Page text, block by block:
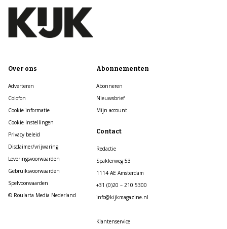
Over ons
Adverteren
Colofon
Cookie informatie
Cookie Instellingen
Privacy beleid
Disclaimer/vrijwaring
Leveringsvoorwaarden
Gebruiksvoorwaarden
Spelvoorwaarden
© Roularta Media Nederland
Abonnementen
Abonneren
Nieuwsbrief
Mijn account
Contact
Redactie
Spaklerweg 53
1114 AE Amsterdam
+31 (0)20 – 210 5300
info@kijkmagazine.nl
Klantenservice